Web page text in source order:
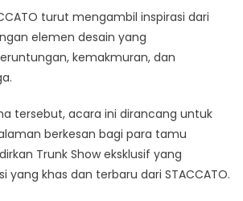
turut mengambil inspirasi dari
elemen desain yang
kemakmuran, dan
tersebut, acara ini dirancang untuk
berkesan bagi para tamu
Trunk Show eksklusif yang
yang khas dan terbaru dari STACCATO.